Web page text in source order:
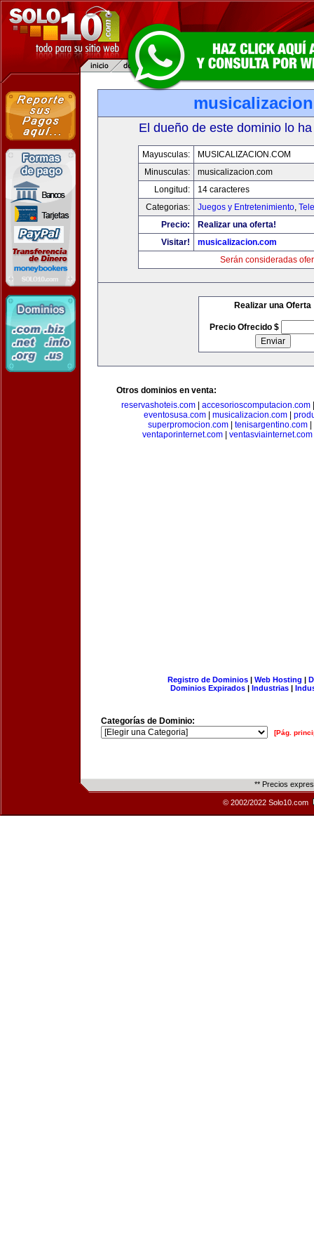
El dueño de este dominio lo
Mayusculas:
MUSICALIZACION.COM
Minusculas:
musicalizacion.com
Longitud:
14 caracteres
Categorias:
Juegos y Entretenimiento,
Precio:
Realizar una oferta!
Visitar!
musicalizacion.com
Serán consideradas
Realizar una Oferta
Precio Ofrecido $
Otros dominios en venta:
reservashoteis.com| accesorioscomputacion.com
eventosusa.com| musicalizacion.com|
superpromocion.com
tenisargentino.com
ventaporinternet.com
ventasviainternet.com
Registro de Dominios| Web Hosting |
Dominios Expirados | Industrias |
Categorías de Dominio:
[Pág.
** Precios
© 2002/2022 Solo10.com